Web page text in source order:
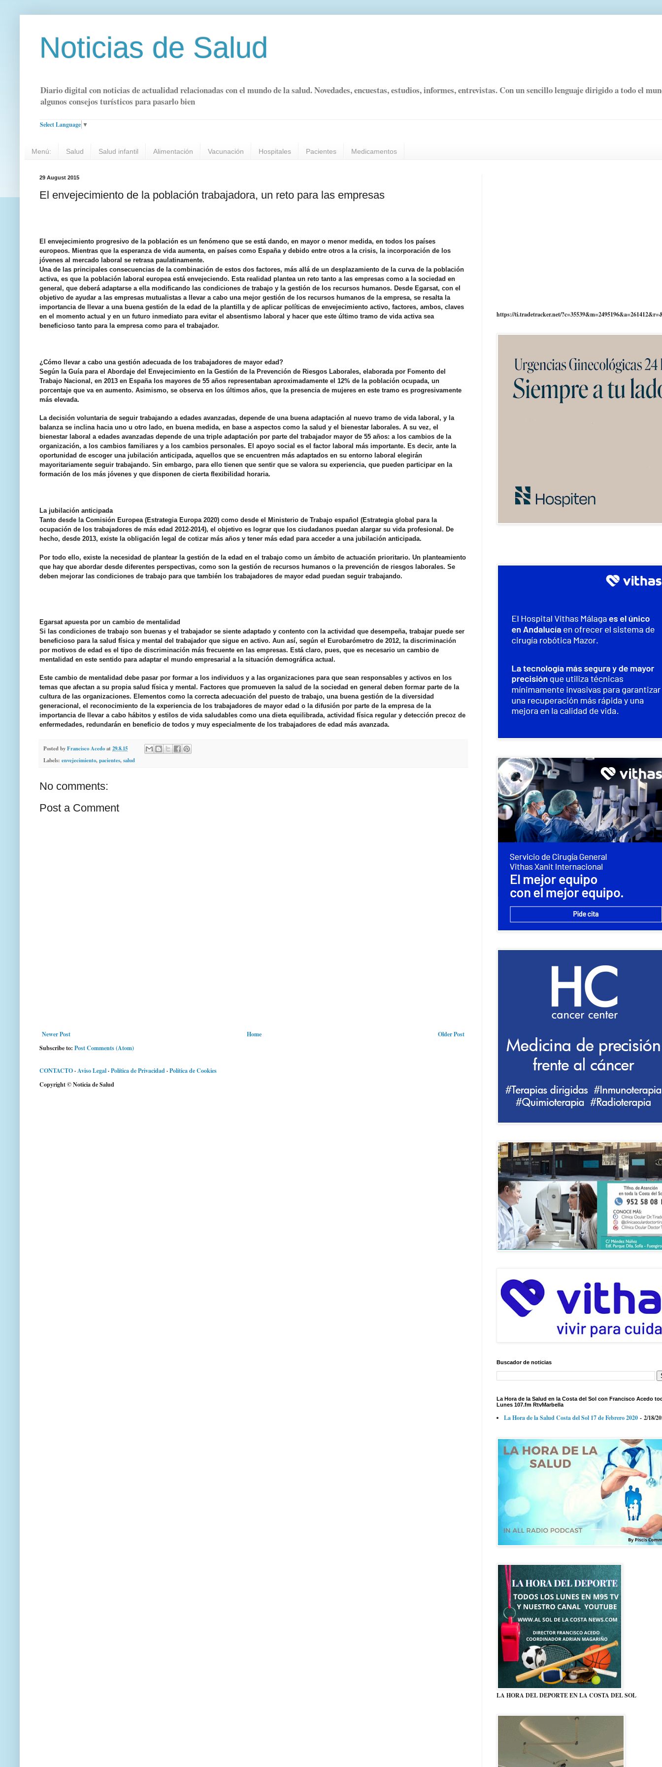
Noticias de Salud
Diario digital con noticias de actualidad relacionadas con el mundo de la salud. Novedades, encuestas, estudios, informes, entrevistas. Con un sencillo lenguaje dirigido a todo el
algunos consejos turísticos para pasarlo bien
Select Language ▼
Menú: Salud Salud infantil Alimentación Vacunación Hospitales Pacientes Medicamentos
29 August 2015
El envejecimiento de la población trabajadora, un reto para las empresas
El envejecimiento progresivo de la población es un fenómeno que se está dando, en mayor o menor medida, en todos los países
europeos. Mientras que la esperanza de vida aumenta, en países como España y debido entre otros a la crisis, la incorporación de los
jóvenes al mercado laboral se retrasa paulatinamente.
Una de las principales consecuencias de la combinación de estos dos factores, más allá de un desplazamiento de la curva de la población
activa, es que la población laboral europea está envejeciendo. Esta realidad plantea un reto tanto a las empresas como a la sociedad en
general, que deberá adaptarse a ella modificando las condiciones de trabajo y la gestión de los recursos humanos. Desde Egarsat, con el
objetivo de ayudar a las empresas mutualistas a llevar a cabo una mejor gestión de los recursos humanos de la empresa, se resalta la
importancia de llevar a una buena gestión de la edad de la plantilla y de aplicar políticas de envejecimiento activo, factores, ambos, claves
en el momento actual y en un futuro inmediato para evitar el absentismo laboral y hacer que este último tramo de vida activa sea
beneficioso tanto para la empresa como para el trabajador.
¿Cómo llevar a cabo una gestión adecuada de los trabajadores de mayor edad?
Según la Guía para el Abordaje del Envejecimiento en la Gestión de la Prevención de Riesgos Laborales, elaborada por Fomento del
Trabajo Nacional, en 2013 en España los mayores de 55 años representaban aproximadamente el 12% de la población ocupada, un
porcentaje que va en aumento. Asimismo, se observa en los últimos años, que la presencia de mujeres en este tramo es progresivamente
más elevada.
La decisión voluntaria de seguir trabajando a edades avanzadas, depende de una buena adaptación al nuevo tramo de vida laboral, y la
balanza se inclina hacia uno u otro lado, en buena medida, en base a aspectos como la salud y el bienestar laborales. A su vez, el
bienestar laboral a edades avanzadas depende de una triple adaptación por parte del trabajador mayor de 55 años: a los cambios de la
organización, a los cambios familiares y a los cambios personales. El apoyo social es el factor laboral más importante. Es decir, ante la
oportunidad de escoger una jubilación anticipada, aquellos que se encuentren más adaptados en su entorno laboral elegirán
mayoritariamente seguir trabajando. Sin embargo, para ello tienen que sentir que se valora su experiencia, que pueden participar en la
formación de los más jóvenes y que disponen de cierta flexibilidad horaria.
La jubilación anticipada
Tanto desde la Comisión Europea (Estrategia Europa 2020) como desde el Ministerio de Trabajo español (Estrategia global para la
ocupación de los trabajadores de más edad 2012-2014), el objetivo es lograr que los ciudadanos puedan alargar su vida profesional. De
hecho, desde 2013, existe la obligación legal de cotizar más años y tener más edad para acceder a una jubilación anticipada.
Por todo ello, existe la necesidad de plantear la gestión de la edad en el trabajo como un ámbito de actuación prioritario. Un planteamiento
que hay que abordar desde diferentes perspectivas, como son la gestión de recursos humanos o la prevención de riesgos laborales. Se
deben mejorar las condiciones de trabajo para que también los trabajadores de mayor edad puedan seguir trabajando.
Egarsat apuesta por un cambio de mentalidad
Si las condiciones de trabajo son buenas y el trabajador se siente adaptado y contento con la actividad que desempeña, trabajar puede ser
beneficioso para la salud física y mental del trabajador que sigue en activo. Aun así, según el Eurobarómetro de 2012, la discriminación
por motivos de edad es el tipo de discriminación más frecuente en las empresas. Está claro, pues, que es necesario un cambio de
mentalidad en este sentido para adaptar el mundo empresarial a la situación demográfica actual.
Este cambio de mentalidad debe pasar por formar a los individuos y a las organizaciones para que sean responsables y activos en los
temas que afectan a su propia salud física y mental. Factores que promueven la salud de la sociedad en general deben formar parte de la
cultura de las organizaciones. Elementos como la correcta adecuación del puesto de trabajo, una buena gestión de la diversidad
generacional, el reconocimiento de la experiencia de los trabajadores de mayor edad o la difusión por parte de la empresa de la
importancia de llevar a cabo hábitos y estilos de vida saludables como una dieta equilibrada, actividad física regular y detección precoz de
enfermedades, redundarán en beneficio de todos y muy especialmente de los trabajadores de edad más avanzada.
Posted byFrancisco Acedoat 29.8.15
Labels: envejecimiento,pacientes,salud
No comments:
Post a Comment
Newer Post Older Post
Home
Subscribe to: Post Comments (Atom)
CONTACTO·Aviso Legal·Política de Privacidad·Política de Cookies
Copyright © Noticia de Salud
https://ti.tradetracker.net/
Buscador de noticias
La Hora de la Salud en la Costa del Sol con Francisco Acedo
Lunes 107.fm RtvMarbella
La Hora de la Salud Costa del Sol 17 de Febrero 2020 - 2/18/
LA HORA DEL DEPORTE EN LA COSTA DEL SOL